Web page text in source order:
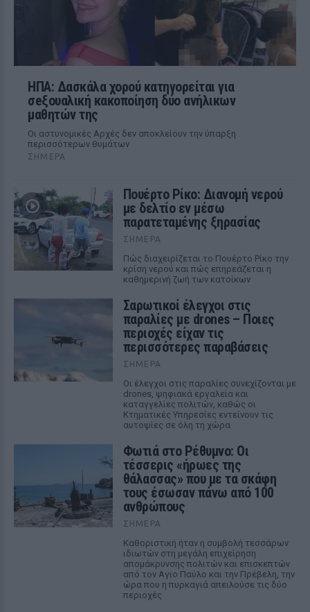
ΗΠΑ: Δασκάλα χορού κατηγορείται για
σeξουαλική κακοποίηση δύο ανήλικων
μαθητών της
Οι αστυνομικές Αρχές δεν αποκλείουν την ύπαρξη
περισσότερων θυμάτων
ΣΉΜΕΡΑ
Πουέρτο Ρίκο: Διανομή νερού
με δελτίο εν μέσω
παρατεταμένης ξηρασίας
ΣΉΜΕΡΑ
Πώς διαχειρίζεται το Πουέρτο Ρίκο την
κρίση νερού και πώς επηρεάζεται η
καθημερινή ζωή των κατοίκων
Σαρωτικοί έλεγχοι στις
παραλίες με drones – Ποιες
περιοχές είχαν τις
περισσότερες παραβάσεις
ΣΉΜΕΡΑ
Οι έλεγχοι στις παραλίες συνεχίζονται με
drones, ψηφιακά εργαλεία και
καταγγελίες πολιτών, καθώς οι
Κτηματικές Υπηρεσίες εντείνουν τις
αυτοψίες σε όλη τη χώρα
Φωτιά στο Ρέθυμνο: Οι
τέσσερις «ήρωες της
θάλασσας» που με τα σκάφη
τους έσωσαν πάνω από 100
ανθρώπους
ΣΉΜΕΡΑ
Καθοριστική ήταν η συμβολή τεσσάρων
ιδιωτών στη μεγάλη επιχείρηση
απομάκρυνσης πολιτών και επισκεπτών
από τον Αγιο Παύλο και την Πρέβελη, την
ώρα που η πυρκαγιά απειλούσε τις δύο
περιοχές